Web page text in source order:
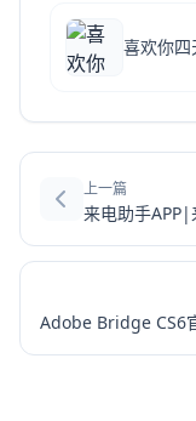
上一篇
来电助手